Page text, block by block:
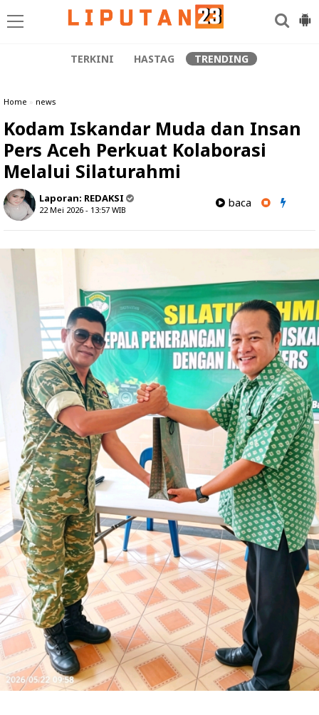
TERKINI HASTAG TRENDING
Home » news
Kodam Iskandar Muda dan Insan
Pers Aceh Perkuat Kolaborasi
Melalui Silaturahmi
Laporan: REDAKSI
22 Mei 2026 - 13:57 WIB
baca